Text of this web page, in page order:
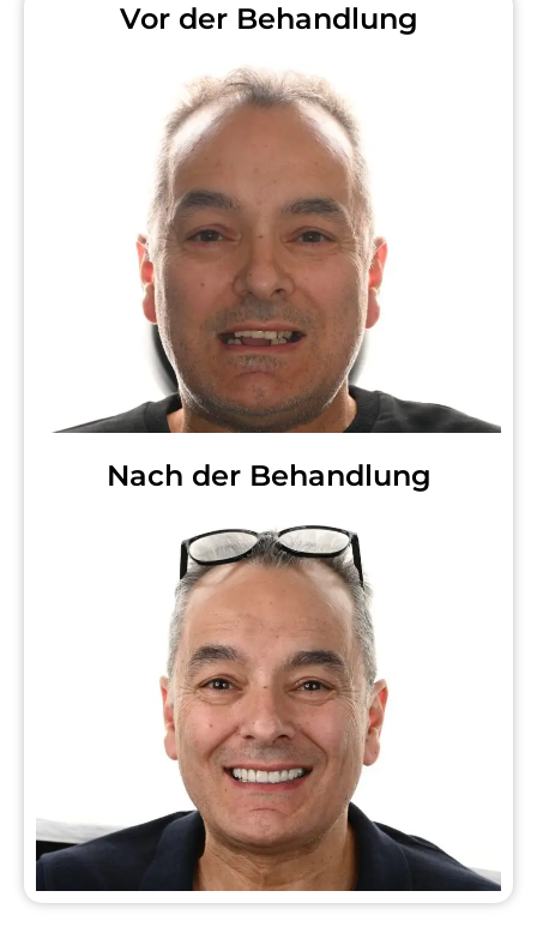
Vor der Behandlung
Nach der Behandlung